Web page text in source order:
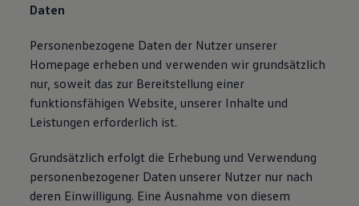
Daten
Personenbezogene Daten der Nutzer unserer
Homepage erheben und verwenden wir grundsätzlich
nur, soweit das zur Bereitstellung einer
funktionsfähigen Website, unserer Inhalte und
Leistungen erforderlich ist.
Grundsätzlich erfolgt die Erhebung und Verwendung
personenbezogener Daten unserer Nutzer nur nach
deren Einwilligung. Eine Ausnahme von diesem